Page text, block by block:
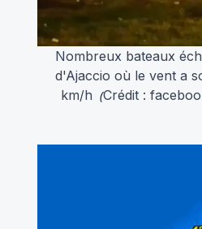
Nombreux bateaux
d'Ajaccio où le vent a
km/h (Crédit :